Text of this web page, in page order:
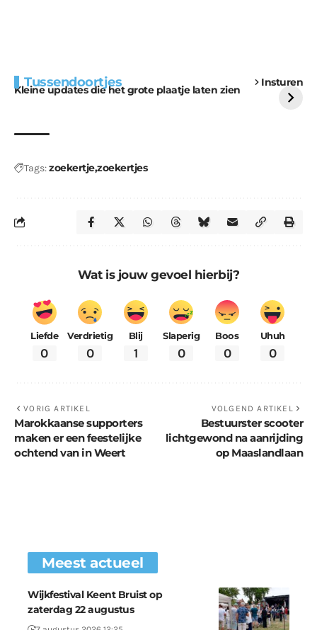
Tussendoortjes Insturen
Kleine updates die het grote plaatje laten zien
voor kabouters
uitdaging
Tags:zoekertjezoekertjes
Wat is jouw gevoel hierbij?
Liefde
0
Verdrietig
0
Blij
1
Slaperig
0
Boos
0
Uhuh
0
VORIG ARTIKEL
Marokkaanse supporters
maken er een feestelijke
ochtend van in Weert
VOLGEND ARTIKEL
Bestuurster scooter
lichtgewond na aanrijding
op Maaslandlaan
Meest actueel
Wijkfestival Keent Bruist op
zaterdag 22 augustus